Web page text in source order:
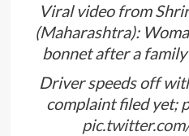
Viral video from
(Maharashtra):
bonnet after a
Driver speeds off
complaint filed yet;